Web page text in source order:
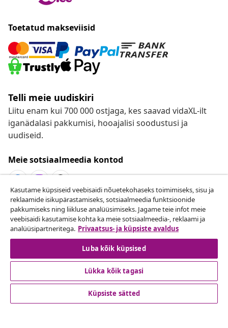
Toetatud makseviisid
Telli meie uudiskiri
Liitu enam kui 700 000 ostjaga, kes saavad vidaXL-ilt
iganädalasi pakkumisi, hooajalisi soodustusi ja
uudiseid.
Meie sotsiaalmeedia kontod
Lepingust taganemine
Esita oma tellimuse kohta tagastamissoov.
Lepingust taganemine
Kasutame küpsiseid veebisaidi nõuetekohaseks toimimiseks, sisu ja
reklaamide isikupärastamiseks, sotsiaalmeedia funktsioonide
pakkumiseks ning liikluse analüüsimiseks. Jagame teie infot meie
veebisaidi kasutamise kohta ka meie sotsiaalmeedia-, reklaami ja
analüüsipartneritega. Privaatsus- ja küpsiste avaldus
Luba kõik küpsised
Lükka kõik tagasi
Küpsiste sätted